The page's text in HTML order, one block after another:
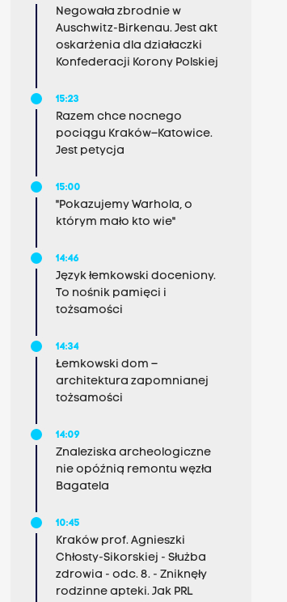
Negowała zbrodnie w
Auschwitz-Birkenau. Jest akt
oskarżenia dla działaczki
Konfederacji Korony Polskiej
15:23
Razem chce nocnego
pociągu Kraków–Katowice.
Jest petycja
15:00
"Pokazujemy Warhola, o
którym mało kto wie"
14:46
Język łemkowski doceniony.
To nośnik pamięci i
tożsamości
14:34
Łemkowski dom –
architektura zapomnianej
tożsamości
14:09
Znaleziska archeologiczne
nie opóźnią remontu węzła
Bagatela
10:45
Kraków prof. Agnieszki
Chłosty-Sikorskiej - Służba
zdrowia - odc. 8. - Zniknęły
rodzinne apteki. Jak PRL